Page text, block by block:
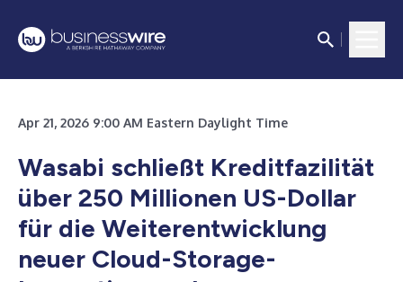
Apr 21, 2026 9:00 AM Eastern Daylight Time
Wasabi schließt Kreditfazilität
über 250 Millionen US-Dollar
für die Weiterentwicklung
neuer Cloud-Storage-